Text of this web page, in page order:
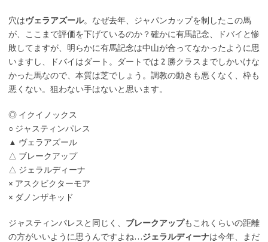
穴はヴェラアズール。なぜ去年、ジャパンカップを制したこの馬
が、ここまで評価を下げているのか？確かに有馬記念、ドバイと惨
敗してますが、明らかに有馬記念は中山が合ってなかったように思
いますし、ドバイはダート。ダートでは 2 勝クラスまでしかいけな
かった馬なので、本質は芝でしょう。調教の動きも悪くなく、枠も
悪くない。狙わない手はないと思います。
◎ イクイノックス
○ ジャスティンパレス
▲ ヴェラアズール
△ ブレークアップ
△ ジェラルディーナ
× アスクビクターモア
× ダノンザキッド
ジャスティンパレスと同じく、 ブレークアップもこれくらいの距離
の方がいいように思うんですよね…ジェラルディーナは今年、まだ